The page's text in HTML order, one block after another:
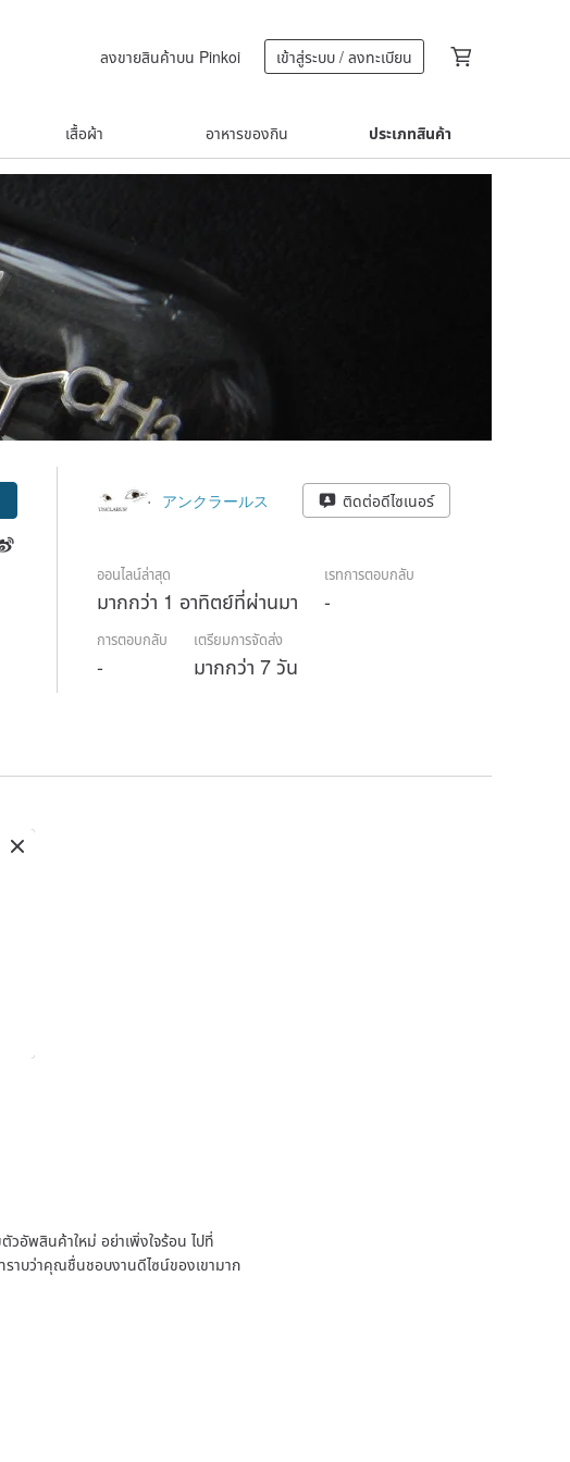
ลงขายสินค้าบน Pinkoi เข้าสู่ระบบ / ลงทะเบียน
เสื้อผ้า อาหารของกิน ประเภทสินค้า
アンクラールス ติดต่อดีไซเนอร์
ออนไลน์ล่าสุด
มากกว่า 1 อาทิตย์ที่ผ่านมา
เรทการตอบกลับ
-
การตอบกลับ
-
เตรียมการจัดส่ง
มากกว่า 7 วัน
วอัพสินค้าใหม่ อย่าเพิ่งใจร้อน ไปที่
ราบว่าคุณชื่นชอบงานดีไซน์ของเขามาก